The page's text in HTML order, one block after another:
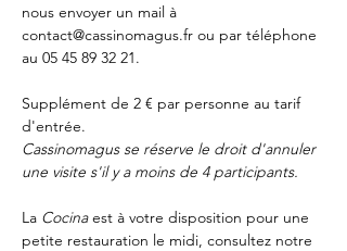
nous envoyer un mail à
contact@cassinomagus.fr ou par téléphone
au 05 45 89 32 21.
Supplément de 2 € par personne au tarif
d'entrée.
Cassinomagus se réserve le droit d'annuler
une visite s'il y a moins de 4 participants.
La Cocina est à votre disposition pour une
petite restauration le midi, consultez notre